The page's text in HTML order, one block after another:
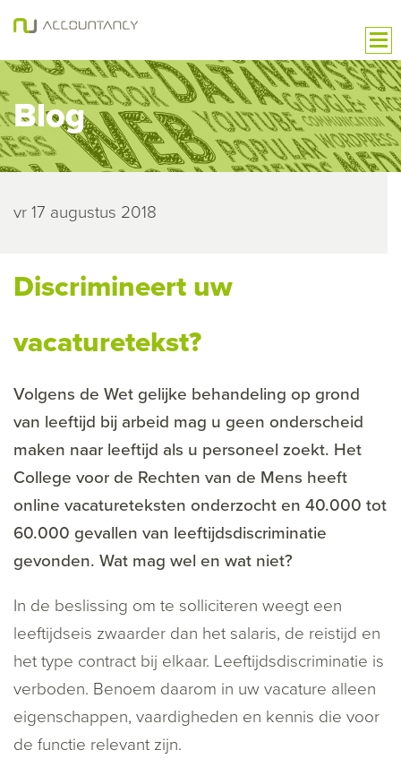
Blog
vr 17 augustus 2018
Discrimineert uw
vacaturetekst?
Volgens de Wet gelijke behandeling op grond
van leeftijd bij arbeid mag u geen onderscheid
maken naar leeftijd als u personeel zoekt. Het
College voor de Rechten van de Mens heeft
online vacatureteksten onderzocht en 40.000 tot
60.000 gevallen van leeftijdsdiscriminatie
gevonden. Wat mag wel en wat niet?
In de beslissing om te solliciteren weegt een
leeftijdseis zwaarder dan het salaris, de reistijd en
het type contract bij elkaar. Leeftijdsdiscriminatie is
verboden. Benoem daarom in uw vacature alleen
eigenschappen, vaardigheden en kennis die voor
de functie relevant zijn.